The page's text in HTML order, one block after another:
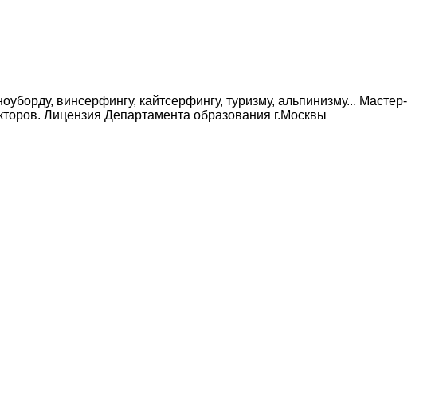
винсерфингу, кайтсерфингу, туризму, альпинизму... Мастер-
Лицензия Департамента образования г.Москвы